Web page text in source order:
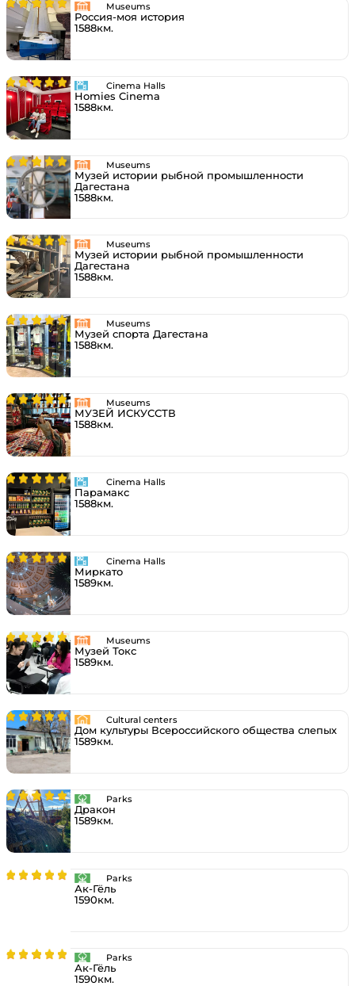
Museums
Россия-моя история
1588км.
Cinema Halls
Homies Cinema
1588км.
Museums
Музей истории рыбной промышленности
Дагестана
1588км.
Museums
Музей истории рыбной промышленности
Дагестана
1588км.
Museums
Музей спорта Дагестана
1588км.
Museums
МУЗЕЙ ИСКУССТВ
1588км.
Cinema Halls
Парамакс
1588км.
Cinema Halls
Миркато
1589км.
Museums
Музей Токс
1589км.
Cultural centers
Дом культуры Всероссийского общества слепых
1589км.
Parks
Дракон
1589км.
Parks
Ак-Гёль
1590км.
Parks
Ак-Гёль
1590км.